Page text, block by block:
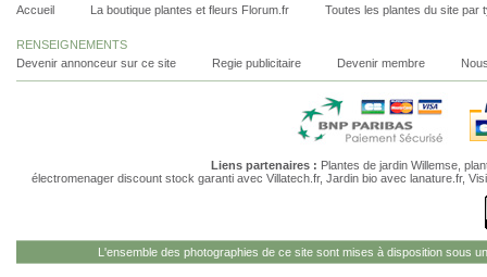
Accueil
La boutique plantes et fleurs Florum.fr Toutes les plantes du site par
RENSEIGNEMENTS
Devenir annonceur sur ce site
Regie publicitaire Devenir membre
Liens partenaires : Plantes de jardin Willemse,
électromenager discount stock garantiavec Villatech.fr, Jardin bioavec lanature.fr,
L'ensemble des photographies de ce site sont mises à disposition sous